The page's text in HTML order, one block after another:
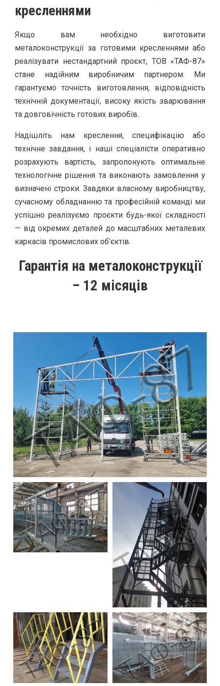
кресленнями
Якщо вам необхідно виготовити
металоконструкції за готовими кресленнями або
реалізувати нестандартний проєкт, ТОВ «ТАФ-87»
стане надійним виробничим партнером. Ми
гарантуємо точність виготовлення, відповідність
технічній документації, високу якість зварювання
та довговічність готових виробів.
Надішліть нам креслення, специфікацію або
технічне завдання, і наші спеціалісти оперативно
розрахують вартість, запропонують оптимальне
технологічне рішення та виконають замовлення у
визначені строки. Завдяки власному виробництву,
сучасному обладнанню та професійній команді ми
успішно реалізуємо проєкти будь-якої складності
— від окремих деталей до масштабних металевих
каркасів промислових об’єктів.
Гарантія на металоконструкції
– 12 місяців